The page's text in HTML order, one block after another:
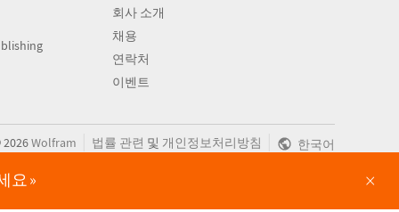
회사 소개
채용
연락처
이벤트
2026Wolfram 법률 관련 및 개인정보처리방침 한국어
요 ×